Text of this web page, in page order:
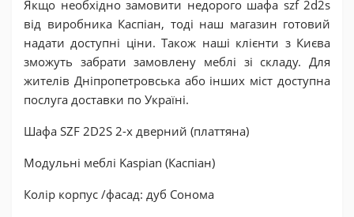
Якщо необхідно замовити недорого шафа szf 2d2s
від виробника Каспіан, тоді наш магазин готовий
надати доступні ціни. Також наші клієнти з Києва
зможуть забрати замовлену меблі зі складу. Для
жителів Дніпропетровська або інших міст доступна
послуга доставки по Україні.
Шафа SZF 2D2S 2-х дверний (платтяна)
Модульні меблі Kaspian (Каспіан)
Колір корпус /фасад: дуб Сонома